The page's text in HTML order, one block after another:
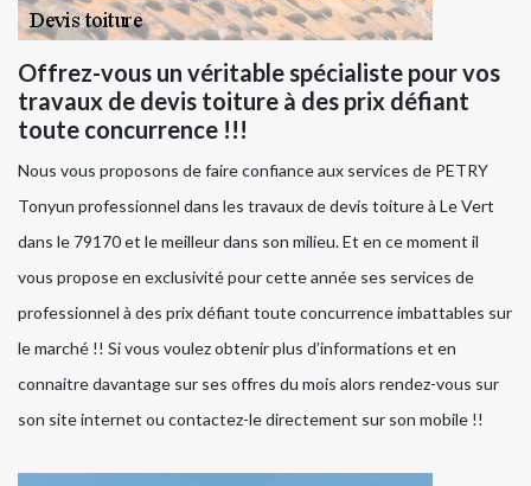
Offrez-vous un véritable spécialiste pour vos
travaux de devis toiture à des prix défiant
toute concurrence !!!
Nous vous proposons de faire confiance aux services de PETRY
Tonyun professionnel dans les travaux de devis toiture à Le Vert
dans le 79170 et le meilleur dans son milieu. Et en ce moment il
vous propose en exclusivité pour cette année ses services de
professionnel à des prix défiant toute concurrence imbattables sur
le marché !! Si vous voulez obtenir plus d’informations et en
connaitre davantage sur ses offres du mois alors rendez-vous sur
son site internet ou contactez-le directement sur son mobile !!